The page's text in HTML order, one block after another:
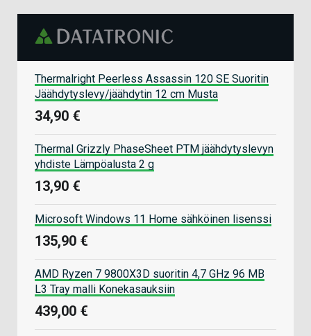
Thermalright Peerless Assassin 120 SE Suoritin
Jäähdytyslevy/jäähdytin 12 cm Musta
34,90 €
Thermal Grizzly PhaseSheet PTM jäähdytyslevyn
yhdiste Lämpöalusta 2 g
13,90 €
Microsoft Windows 11 Home sähköinen lisenssi
135,90 €
AMD Ryzen 7 9800X3D suoritin 4,7 GHz 96 MB
L3 Tray malli Konekasauksiin
439,00 €